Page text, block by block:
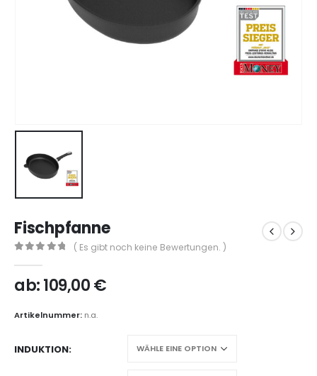
Fischpfanne
( Es gibt noch keine Bewertungen. )
ab:109,00€
Artikelnummer: n.a.
INDUKTION